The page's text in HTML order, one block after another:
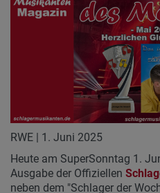
RWE | 1. Juni 2025
Heute am SuperSonntag 1.
Ausgabe der Offiziellen
neben dem "Schlager der